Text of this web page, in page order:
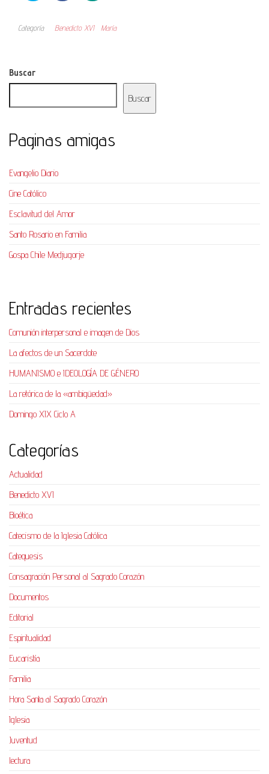
Categoría Benedicto XVI María
Buscar
Buscar
Paginas amigas
Evangelio Diario
Cine Católico
Esclavitud del Amor
Santo Rosario en Familia
Gospa Chile Medjugorje
Entradas recientes
Comunión interpersonal e imagen de Dios
La afectos de un Sacerdote
HUMANISMO e IDEOLOGÍA DE GÉNERO
La retórica de la «ambigüedad»
Domingo XIX Ciclo A
Categorías
Actualidad
Benedicto XVI
Bioética
Catecismo de la Iglesia Católica
Catequesis
Consagración Personal al Sagrado Corazón
Documentos
Editorial
Espiritualidad
Eucaristía
Familia
Hora Santa al Sagrado Corazón
Iglesia
Juventud
lectura